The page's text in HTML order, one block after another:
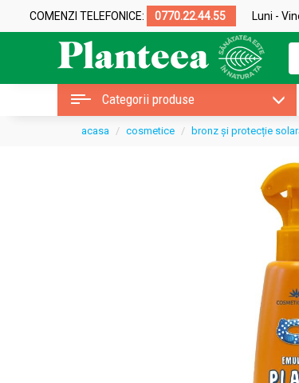
COMENZI TELEFONICE: 0770.22.44.55 Luni -
Categorii produse
acasa cosmetice bronz și protecție